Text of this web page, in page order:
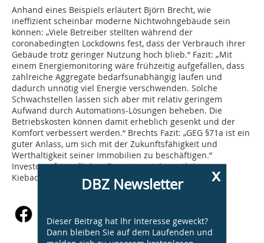
Anhand eines Beispiels erläutert Björn Brecht, wie
ineffizient scheinbar moderne Nichtwohngebäude sein
können: „Viele Betreiber stellten während der
coronabedingten Lockdowns fest, dass der Verbrauch ihrer
Gebäude trotz geringer Nutzung hoch blieb.“ Fazit: „Mit
einem Energiemonitoring wäre frühzeitig aufgefallen, dass
zahlreiche Aggregate bedarfsunabhängig laufen und
dadurch unnötig viel Energie verschwenden. Solche
Schwachstellen lassen sich aber mit relativ geringem
Aufwand durch Automations-Lösungen beheben. Die
Betriebskosten können damit erheblich gesenkt und der
Komfort verbessert werden.“ Brechts Fazit: „GEG §71a ist ein
guter Anlass, um sich mit der Zukunftsfähigkeit und
Werthaltigkeit seiner Immobilien zu beschäftigen.“
Investorenfreundlichen Expertenrat dazu gibt’s von
Kieback&Peter.
x
DBZ Newsletter
Dieser Beitrag hat Ihr Interesse geweckt?
Dann bleiben Sie auf dem Laufenden und